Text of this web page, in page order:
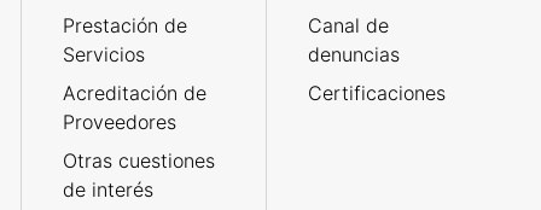
Prestación de
Servicios
Acreditación de
Proveedores
Otras cuestiones
de interés
Canal de
denuncias
Certificaciones